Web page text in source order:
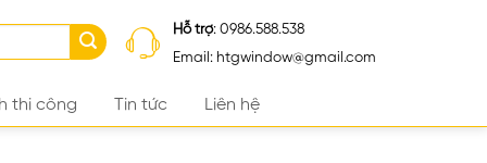
Hỗ trợ: 0986.588.538
Email: htgwindow@gmail.com
thi công Tin tức Liên hệ